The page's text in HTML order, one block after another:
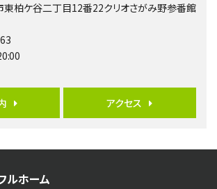
バ19分・ 歩8分
良好な南西・北西角地区画。 …
4ＬＤＫ
さがみ野駅
柏ケ谷二丁目12番22クリオさがみ野参番館
アクセス
ルホーム